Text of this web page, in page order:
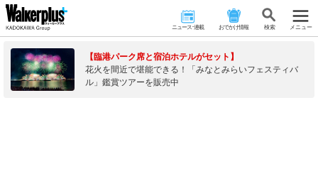
ニュース･連載 おでかけ情報 検 索 メニュー
【臨港パーク席と宿泊ホテルがセット】
花火を間近で堪能できる！「みなとみらいフェスティバ
ル」鑑賞ツアーを販売中